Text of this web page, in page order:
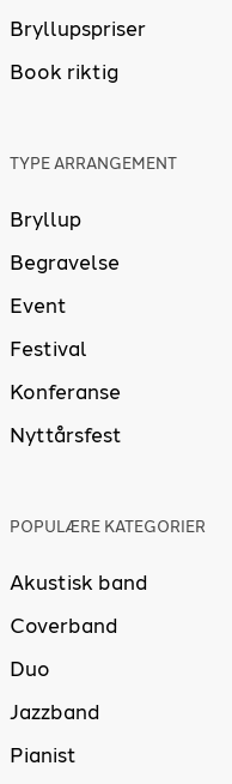
Bryllupspriser
Book riktig
TYPE ARRANGEMENT
Bryllup
Begravelse
Event
Festival
Konferanse
Nyttårsfest
POPULÆRE KATEGORIER
Akustisk band
Coverband
Duo
Jazzband
Pianist